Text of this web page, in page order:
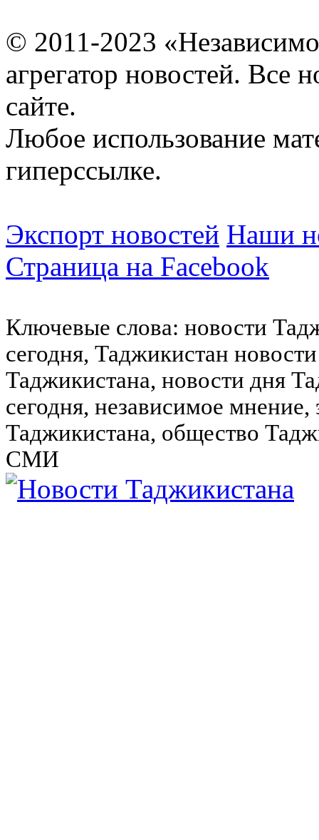
© 2011-2023
агрегатор новостей. Все
сайте.
Любое использование
гиперссылке.
Экспорт новостей Наши
Страница на Facebook
Ключевые слова: новости
сегодня, Таджикистан
Таджикистана, новости дня
сегодня, независимое
Таджикистана, общество
СМИ